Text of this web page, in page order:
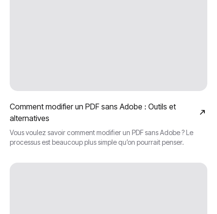
Comment modifier un PDF sans Adobe : Outils et
alternatives
Vous voulez savoir comment modifier un PDF sans Adobe ? Le
processus est beaucoup plus simple qu’on pourrait penser.